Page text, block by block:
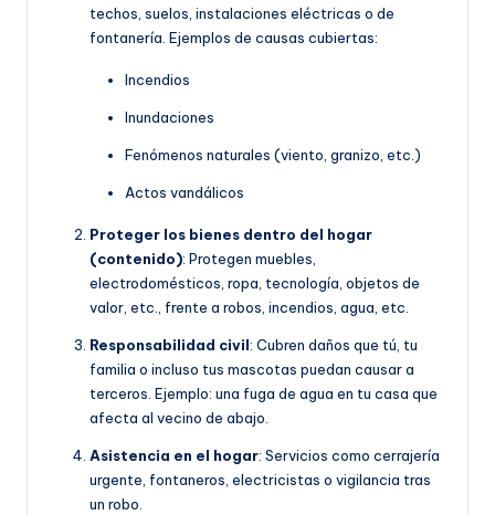
techos, suelos, instalaciones eléctricas o de
fontanería. Ejemplos de causas cubiertas:
Incendios
Inundaciones
Fenómenos naturales (viento, granizo, etc.)
Actos vandálicos
Proteger los bienes dentro del hogar
(contenido): Protegen muebles,
electrodomésticos, ropa, tecnología, objetos de
valor, etc., frente a robos, incendios, agua, etc.
Responsabilidad civil: Cubren daños que tú, tu
familia o incluso tus mascotas puedan causar a
terceros. Ejemplo: una fuga de agua en tu casa que
afecta al vecino de abajo.
Asistencia en el hogar: Servicios como cerrajería
urgente, fontaneros, electricistas o vigilancia tras
un robo.